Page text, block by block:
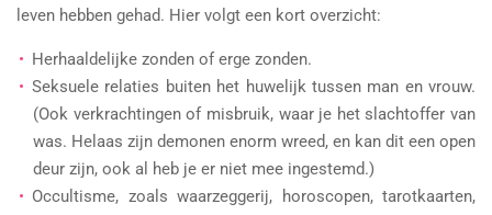
leven hebben gehad. Hier volgt een kort overzicht:
Herhaaldelijke zonden of erge zonden.
Seksuele relaties buiten het huwelijk tussen man en vrouw.
(Ook verkrachtingen of misbruik, waar je het slachtoffer van
was. Helaas zijn demonen enorm wreed, en kan dit een open
deur zijn, ook al heb je er niet mee ingestemd.)
Occultisme, zoals waarzeggerij, horoscopen, tarotkaarten,